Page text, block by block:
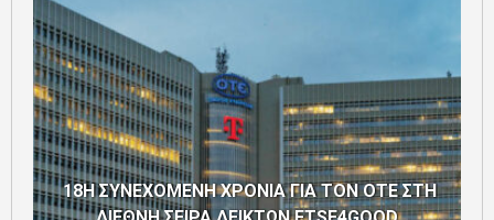
18Η ΣΥΝΕΧΟΜΕΝΗ ΧΡΟΝΙΑ ΓΙΑ ΤΟΝ ΟΤΕ ΣΤΗ